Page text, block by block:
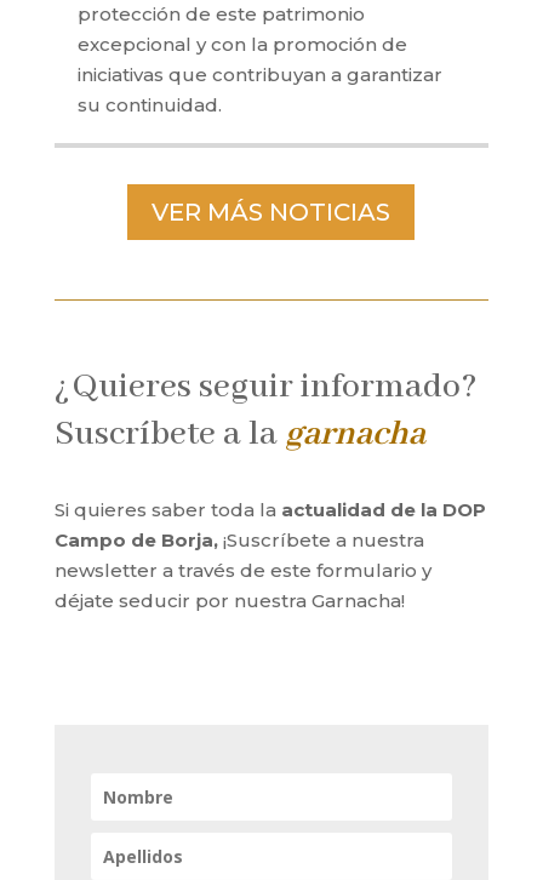
protección de este patrimonio
excepcional y con la promoción de
iniciativas que contribuyan a garantizar
su continuidad.
VER MÁS NOTICIAS
¿Quieres seguir informado?
Suscríbete a la garnacha
Si quieres saber toda la actualidad de la DOP
Campo de Borja,¡Suscríbete a nuestra
newsletter a través de este formulario y
déjate seducir por nuestra Garnacha!